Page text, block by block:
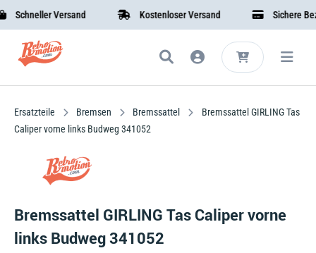
Schneller Versand Kostenloser Versand Sichere
Ersatzteile Bremsen Bremssattel
Bremssattel GIRLING Tas
Caliper vorne links Budweg 341052
Bremssattel GIRLING Tas Caliper vorne
links Budweg 341052